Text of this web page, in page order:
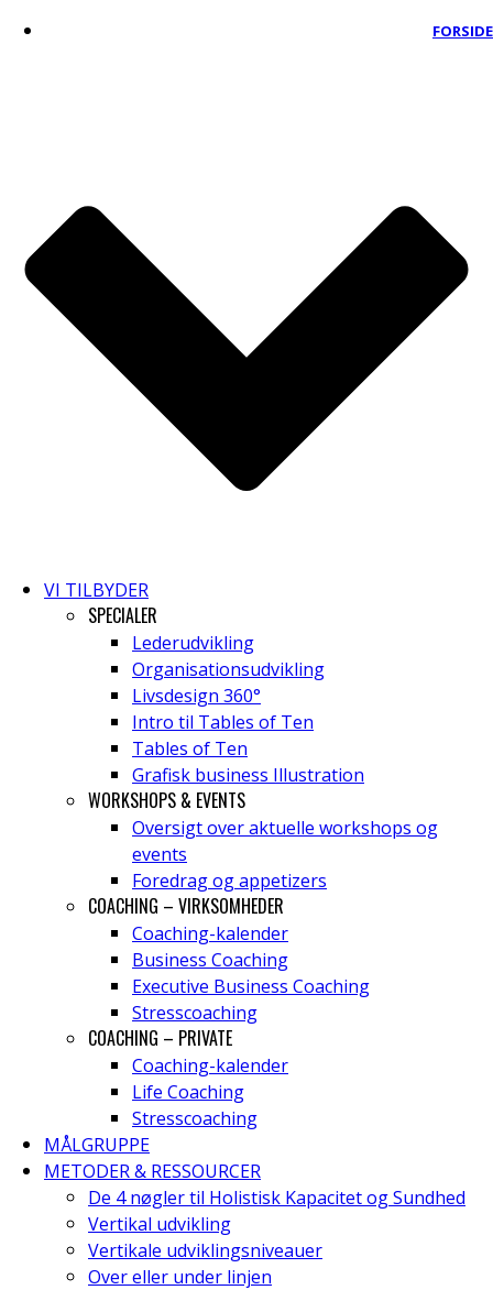
FORSIDE
VI TILBYDER
SPECIALER
Lederudvikling
Organisationsudvikling
Livsdesign 360°
Intro til Tables of Ten
Tables of Ten
Grafisk business Illustration
WORKSHOPS & EVENTS
Oversigt over aktuelle workshops og
events
Foredrag og appetizers
COACHING – VIRKSOMHEDER
Coaching-kalender
Business Coaching
Executive Business Coaching
Stresscoaching
COACHING – PRIVATE
Coaching-kalender
Life Coaching
Stresscoaching
MÅLGRUPPE
METODER & RESSOURCER
De 4 nøgler til Holistisk Kapacitet og Sundhed
Vertikal udvikling
Vertikale udviklingsniveauer
Over eller under linjen